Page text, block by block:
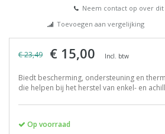
Neem contact op over
Toevoegen aan vergelijking
€ 23,49 € 15,00 Incl. btw
Biedt bescherming, ondersteuning en
die helpen bij het herstel van enkel- en
Op voorraad